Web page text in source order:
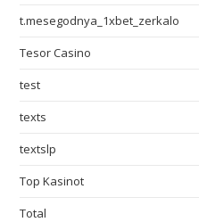
t.mesegodnya_1xbet_zerkalo
Tesor Casino
test
texts
textslp
Top Kasinot
Total